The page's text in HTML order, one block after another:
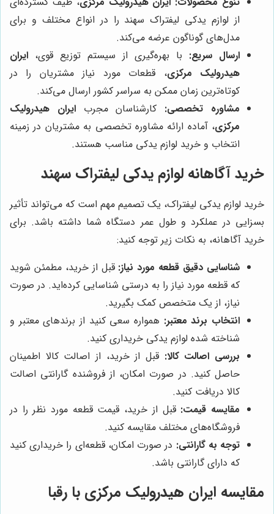
از لوازم یدکی لیفتراک سهند را در انواع مختلف و برای
مدل‌های گوناگون عرضه می‌کند.
ارسال سریع: با بهره‌گیری از سیستم توزیع قوی، ایران
هیدرولیک مرکزی، قطعات مورد نیاز مشتریان را در
کوتاه‌ترین زمان ممکن به سراسر کشور ارسال می‌کند.
مشاوره تخصصی: کارشناسان مجربایران هیدرولیک
مرکزی، آماده ارائه مشاوره تخصصی به مشتریان در زمینه
انتخاب و خرید لوازم یدکی مناسب هستند.
خرید آگاهانه لوازم یدکی لیفتراک سهند
خرید لوازم یدکی لیفتراک، یک تصمیم مهم است که می‌تواند تأثیر
بسزایی در عملکرد و طول عمر دستگاه شما داشته باشد. برای
خرید آگاهانه، به نکات زیر توجه کنید:
شناسایی دقیق قطعه مورد نیاز: قبل از خرید، مطمئن شوید
که قطعه مورد نیاز را به درستی شناسایی کرده‌اید. در صورت
نیاز، از یک متخصص کمک بگیرید.
انتخاب برند معتبر: همواره سعی کنید از برندهای معتبر و
شناخته شده لوازم یدکی خریداری کنید.
بررسی اصالت کالا: قبل از خرید، از اصالت کالا اطمینان
حاصل کنید. در صورت امکان، از فروشنده گارانتی اصالت
کالا دریافت کنید.
مقایسه قیمت: قبل از خرید، قیمت قطعه مورد نظر را در
فروشگاه‌های مختلف مقایسه کنید.
توجه به گارانتی: در صورت امکان، قطعه‌ای را خریداری کنید
که دارای گارانتی باشد.
مقایسه ایران هیدرولیک مرکزی با رقبا